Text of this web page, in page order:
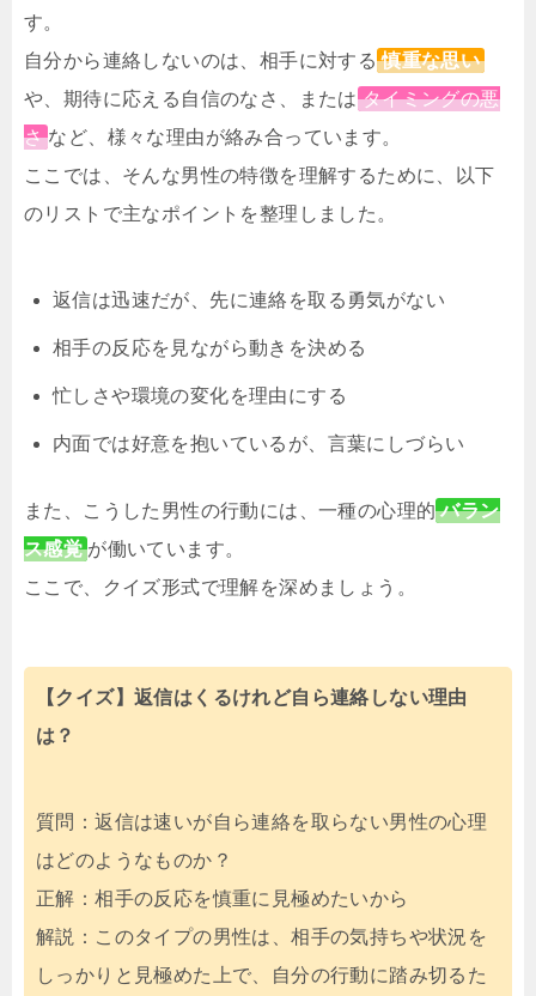
す。
自分から連絡しないのは、相手に対する 慎重な思い
や、期待に応える自信のなさ、または タイミングの悪
さ など、様々な理由が絡み合っています。
ここでは、そんな男性の特徴を理解するために、以下
のリストで主なポイントを整理しました。
返信は迅速だが、先に連絡を取る勇気がない
相手の反応を見ながら動きを決める
忙しさや環境の変化を理由にする
内面では好意を抱いているが、言葉にしづらい
また、こうした男性の行動には、一種の心理的 バラン
ス感覚 が働いています。
ここで、クイズ形式で理解を深めましょう。
【クイズ】返信はくるけれど自ら連絡しない理由
は？
質問：返信は速いが自ら連絡を取らない男性の心理
はどのようなものか？
正解：相手の反応を慎重に見極めたいから
解説：このタイプの男性は、相手の気持ちや状況を
しっかりと見極めた上で、自分の行動に踏み切るた